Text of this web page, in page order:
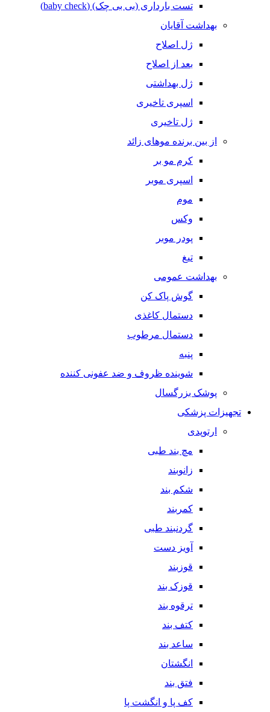
تست بارداری (بی بی چک) (baby check)
بهداشت آقایان
ژل اصلاح
بعد از اصلاح
ژل بهداشتی
اسپری تاخیری
ژل تاخیری
از بین برنده موهای زائد
کرم مو بر
اسپری موبر
موم
وکس
پودر موبر
تیغ
بهداشت عمومی
گوش پاک کن
دستمال کاغذی
دستمال مرطوب
پنبه
شوینده ظروف و ضد عفونی کننده
پوشک بزرگسال
تجهیزات پزشکی
ارتوپدی
مچ بند طبی
زانوبند
شکم بند
کمربند
گردنبند طبی
آویز دست
قوزبند
قوزک بند
ترقوه بند
کتف بند
ساعد بند
انگشتان
فتق بند
کف پا و انگشت پا